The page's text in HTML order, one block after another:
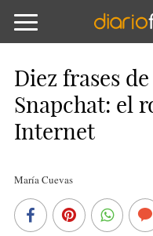
Diez frases
Snapchat: el
Internet
María Cuevas